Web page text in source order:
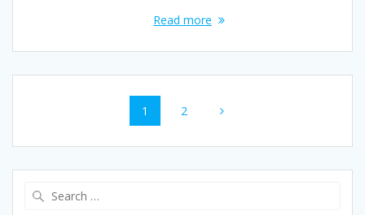
Read more
navigation
Page
1 Page
2